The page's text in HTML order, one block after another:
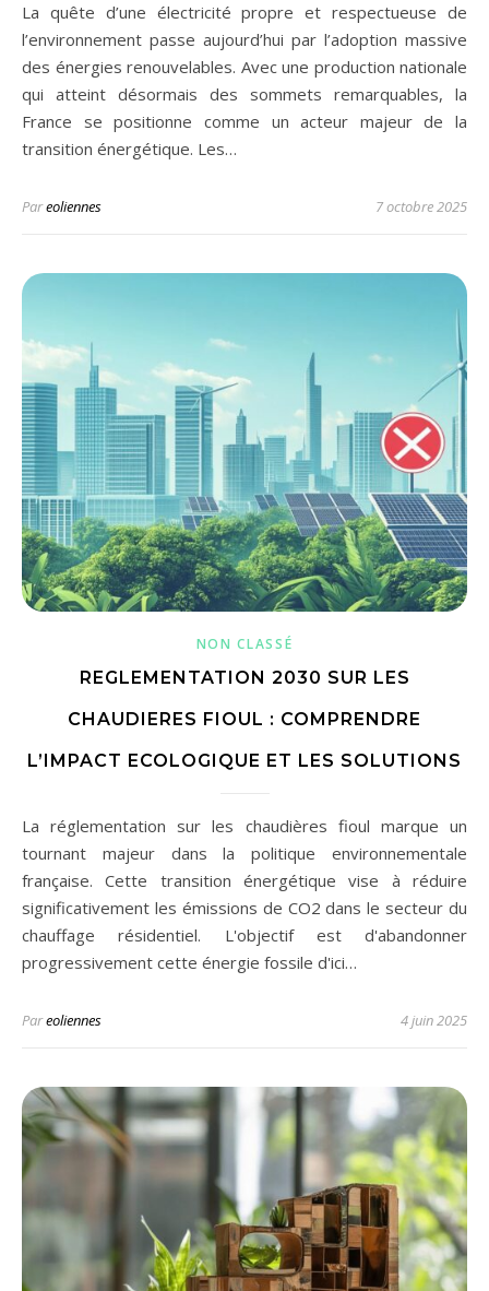
La quête d’une électricité propre et respectueuse de
l’environnement passe aujourd’hui par l’adoption massive
des énergies renouvelables. Avec une production nationale
qui atteint désormais des sommets remarquables, la
France se positionne comme un acteur majeur de la
transition énergétique. Les…
Pareoliennes 7 octobre 2025
NON CLASSÉ
REGLEMENTATION 2030 SUR LES
CHAUDIERES FIOUL : COMPRENDRE
L’IMPACT ECOLOGIQUE ET LES SOLUTIONS
La réglementation sur les chaudières fioul marque un
tournant majeur dans la politique environnementale
française. Cette transition énergétique vise à réduire
significativement les émissions de CO2 dans le secteur du
chauffage résidentiel. L'objectif est d'abandonner
progressivement cette énergie fossile d'ici…
Pareoliennes 4 juin 2025